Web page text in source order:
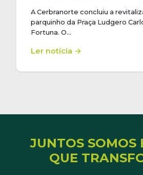
A Cerbranorte concluiu a
parquinho da Praça Ludgero
Fortuna. O…
Ler notícia →
JUNTOS SOMOS
QUE